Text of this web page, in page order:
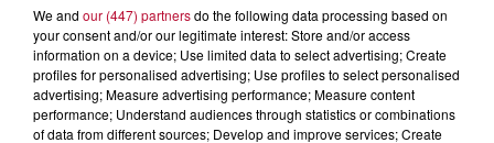
We and our (447) partnersdo the following data processing based on
your consent and/or our legitimate interest: Store and/or access
information on a device; Use limited data to select advertising; Create
profiles for personalised advertising; Use profiles to select personalised
advertising; Measure advertising performance; Measure content
performance; Understand audiences through statistics or combinations
of data from different sources; Develop and improve services; Create